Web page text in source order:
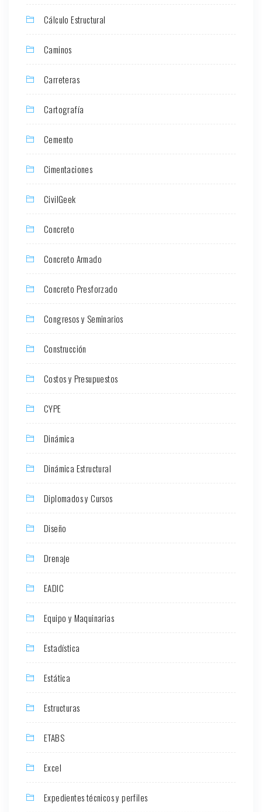
Cálculo Estructural
Caminos
Carreteras
Cartografía
Cemento
Cimentaciones
CivilGeek
Concreto
Concreto Armado
Concreto Presforzado
Congresos y Seminarios
Construcción
Costos y Presupuestos
CYPE
Dinámica
Dinámica Estructural
Diplomados y Cursos
Diseño
Drenaje
EADIC
Equipo y Maquinarias
Estadística
Estática
Estructuras
ETABS
Excel
Expedientes técnicos y perfiles